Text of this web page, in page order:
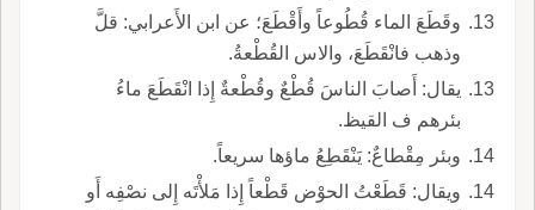
وقَطَعَ الماء قُطُوعاً وأَقْطَعَ؛ عن ابن الأَعرابي: قلَّ
وذهب فانْقَطَعَ، والاس القُطْعةُ.
يقال: أَصابَ الناسَ قُطْعٌ وقُطْعةٌ إِذا انْقَطَعَ ماءُ
بئرهم ف القيظ.
وبئر مِقْطاعٌ: يَنْقَطِعُ ماؤها سريعاً.
ويقال: قَطَعْتُ الحوْض قَطْعاً إِذا مَلأْتَه إِلى نصْفِه أَو